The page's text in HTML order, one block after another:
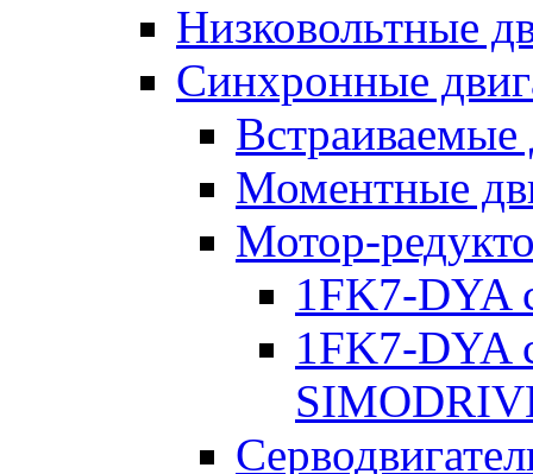
Низковольтные
Синхронные
Встраиваемые
Моментные
Мотор-
1FK7-DYA
1FK7-DYA